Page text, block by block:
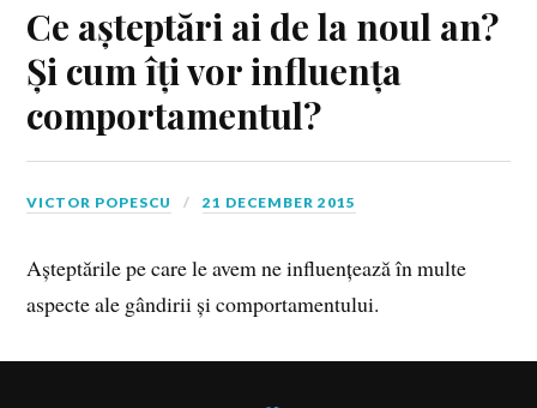
Ce așteptări ai de la noul an?
Și cum îți vor influența
comportamentul?
VICTOR POPESCU 21 DECEMBER 2015
Așteptările pe care le avem ne influențează în multe
aspecte ale gândirii și comportamentului.